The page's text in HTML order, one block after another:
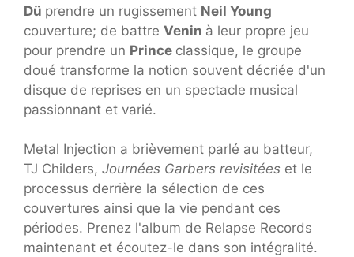
Dü prendre un rugissement Neil Young
couverture; de battre Venin à leur propre jeu
pour prendre un Prince classique, le groupe
doué transforme la notion souvent décriée d'un
disque de reprises en un spectacle musical
passionnant et varié.
Metal Injection a brièvement parlé au batteur,
TJ Childers, Journées Garbers revisitées et le
processus derrière la sélection de ces
couvertures ainsi que la vie pendant ces
périodes. Prenez l'album de Relapse Records
maintenant et écoutez-le dans son intégralité.